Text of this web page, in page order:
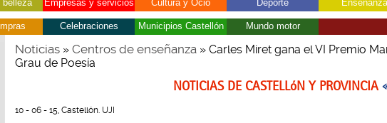
belleza Empresas y servicios Cultura y Ocio Deporte Enseñanza
Celebraciones Municipios Castellón Mundo motor
Noticias» Centros de enseñanza» Carles Miret gana el VI Premio
Grau de Poesía
NOTICIAS DE CASTELLóN Y PROVINCIA
10 - 06 - 15, Castellón. UJI